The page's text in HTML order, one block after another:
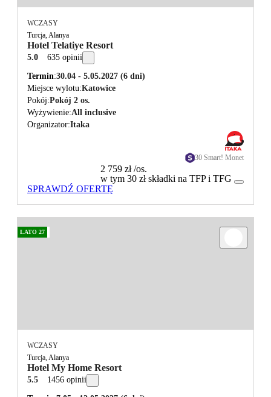
WCZASY
Turcja, Alanya
Hotel Telatiye Resort
5.0 635 opinii
Termin 30.04 - 5.05.2027 (6 dni)
Miejsce wylotu Katowice
Pokój Pokój 2 os.
Wyżywienie All inclusive
Organizator Itaka
30 Smart! Monet
2 759 zł/os.
w tym 30 zł składki na TFP i TFG
SPRAWDŹ OFERTĘ
LATO 27
WCZASY
Turcja, Alanya
Hotel My Home Resort
5.5 1456 opinii